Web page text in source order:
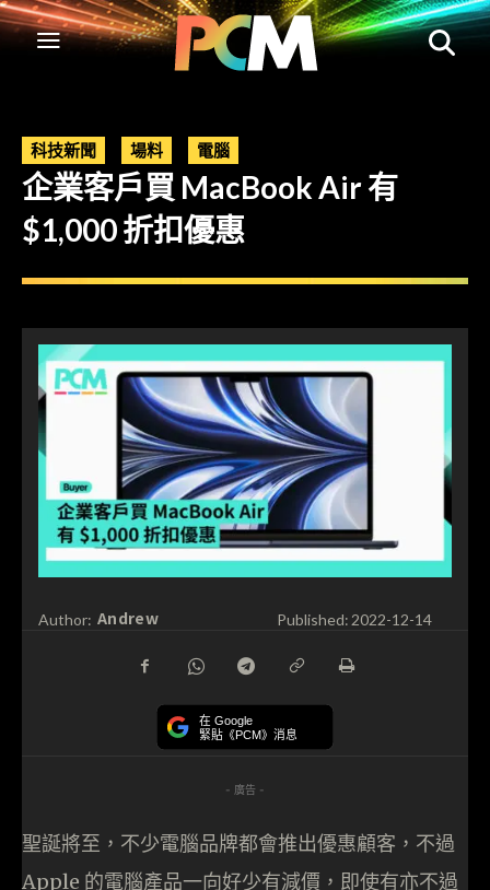
科技新聞 場料 電腦
企業客戶買 MacBook Air 有
$1,000 折扣優惠
Author: Andrew Published: 2022-12-14
在 Google
緊貼《PCM》消息
- 廣告 -
聖誕將至，不少電腦品牌都會推出優惠顧客，不過
Apple 的電腦產品一向好少有減價，即使有亦不過